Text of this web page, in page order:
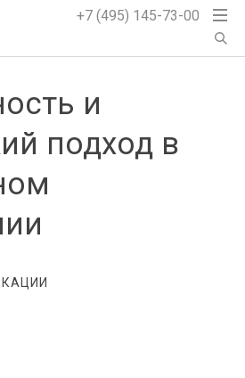
+7 (495) 145-73-00
и
подход в